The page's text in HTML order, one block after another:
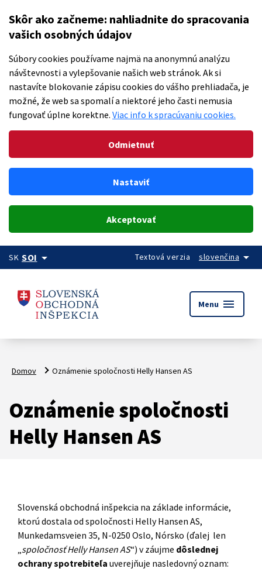
Skôr ako začneme: nahliadnite do spracovania
vašich osobných údajov
Súbory cookies používame najmä na anonymnú analýzu
návštevnosti a vylepšovanie našich web stránok. Ak si
nastavíte blokovanie zápisu cookies do vášho prehliadača, je
možné, že web sa spomalí a niektoré jeho časti nemusia
fungovať úplne korektne. Viac info k spracúvaniu cookies.
Odmietnuť
Nastaviť
Akceptovať
SK SOIarrow_drop_down Textová verzia slovenčina arrow_drop_down
Menu menu
Domov Oznámenie spoločnosti Helly Hansen AS
Oznámenie spoločnosti
Helly Hansen AS
Slovenská obchodná inšpekcia na základe informácie,
ktorú dostala od spoločnosti Helly Hansen AS,
Munkedamsveien 35, N-0250 Oslo, Nórsko (ďalej len
„spoločnosť Helly Hansen AS“) v záujme dôslednej
ochrany spotrebiteľa uverejňuje nasledovný oznam: